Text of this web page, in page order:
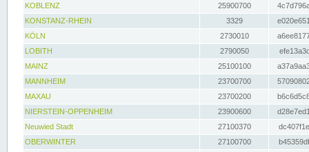
KOBLENZ
25900700
KONSTANZ-RHEIN
3329
KÖLN
2730010
LOBITH
2790050
MAINZ
25100100
MANNHEIM
23700700
MAXAU
23700200
NIERSTEIN-OPPENHEIM
23900600
Neuwied Stadt
27100370
OBERWINTER
27100700